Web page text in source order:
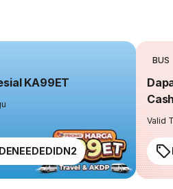
KA99ET
BUS
Valid